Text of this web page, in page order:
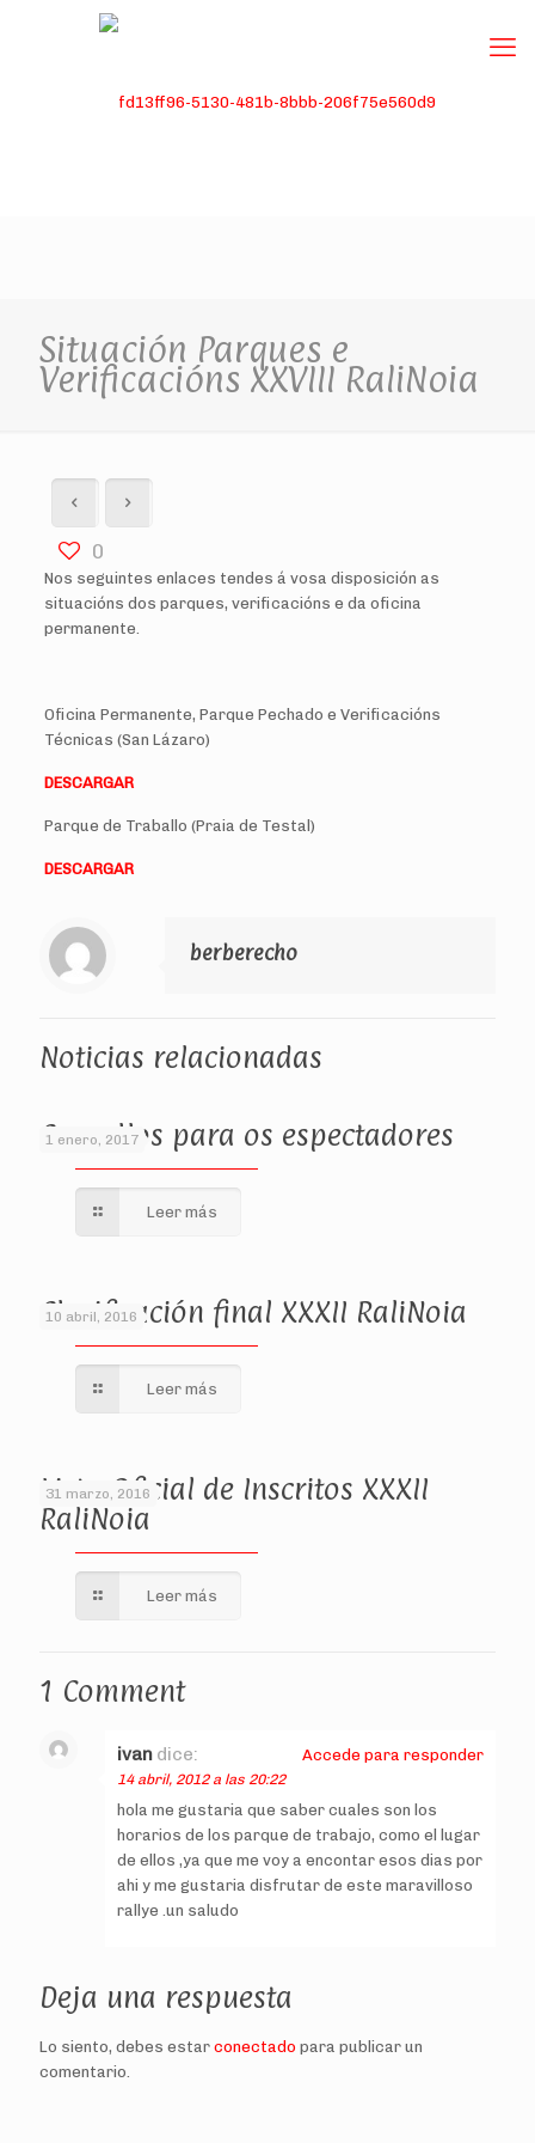
Situación Parques e
Verificacións XXVIII RaliNoia
0
Nos seguintes enlaces tendes á vosa disposición as
situacións dos parques, verificacións e da oficina
permanente.
Oficina Permanente, Parque Pechado e Verificacións
Técnicas (San Lázaro)
DESCARGAR
Parque de Traballo (Praia de Testal)
DESCARGAR
berberecho
Noticias relacionadas
1 enero, 2017
Consellos para os espectadores
Leer más
10 abril, 2016
Clasificación final XXXII RaliNoia
Leer más
31 marzo, 2016
Lista Oficial de Inscritos XXXII
RaliNoia
Leer más
1 Comment
ivan dice:
14 abril, 2012 a las 20:22
hola me gustaria que saber cuales son los
horarios de los parque de trabajo, como el lugar
de ellos ,ya que me voy a encontar esos dias por
ahi y me gustaria disfrutar de este maravilloso
rallye .un saludo
Accede para responder
Deja una respuesta
Lo siento, debes estar conectado para publicar un
comentario.